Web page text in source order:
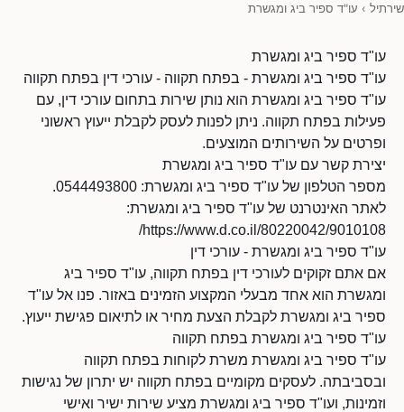
שירתיל › עו"ד ספיר ביג ומגשרת
עו"ד ספיר ביג ומגשרת
עו"ד ספיר ביג ומגשרת - בפתח תקווה - עורכי דין בפתח תקווה
עו"ד ספיר ביג ומגשרת הוא נותן שירות בתחום עורכי דין, עם
פעילות בפתח תקווה. ניתן לפנות לעסק לקבלת ייעוץ ראשוני
ופרטים על השירותים המוצעים.
יצירת קשר עם עו"ד ספיר ביג ומגשרת
מספר הטלפון של עו"ד ספיר ביג ומגשרת: 0544493800.
לאתר האינטרנט של עו"ד ספיר ביג ומגשרת:
https://www.d.co.il/80220042/9010108/
עו"ד ספיר ביג ומגשרת - עורכי דין
אם אתם זקוקים לעורכי דין בפתח תקווה, עו"ד ספיר ביג
ומגשרת הוא אחד מבעלי המקצוע הזמינים באזור. פנו אל עו"ד
ספיר ביג ומגשרת לקבלת הצעת מחיר או לתיאום פגישת ייעוץ.
עו"ד ספיר ביג ומגשרת בפתח תקווה
עו"ד ספיר ביג ומגשרת משרת לקוחות בפתח תקווה
ובסביבתה. לעסקים מקומיים בפתח תקווה יש יתרון של נגישות
וזמינות, ועו"ד ספיר ביג ומגשרת מציע שירות ישיר ואישי